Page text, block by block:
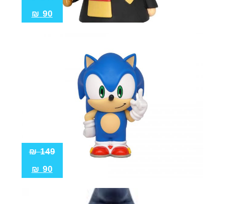
90
₪
149
₪
90
₪